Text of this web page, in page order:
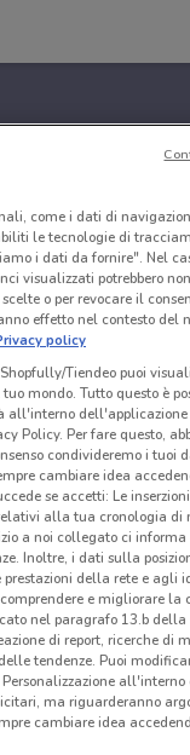
come i dati di
le tecnologie di
i dati da fornire". Nel
visualizzati potrebbero
o per revocare il
effetto nel contesto del
policy
Tiendeo puoi
mondo. Tutto questo è
all'interno
Policy. Per fare questo,
condivideremo i tuoi
cambiare idea
se accetti: Le
alla tua cronologia di
a noi collegato ci
Inoltre, i dati sulla
della rete e agli
comprendere e migliorare
nel paragrafo 13.b della
di report, ricerche di
tendenze. Puoi
ma riguarderanno
cambiare idea